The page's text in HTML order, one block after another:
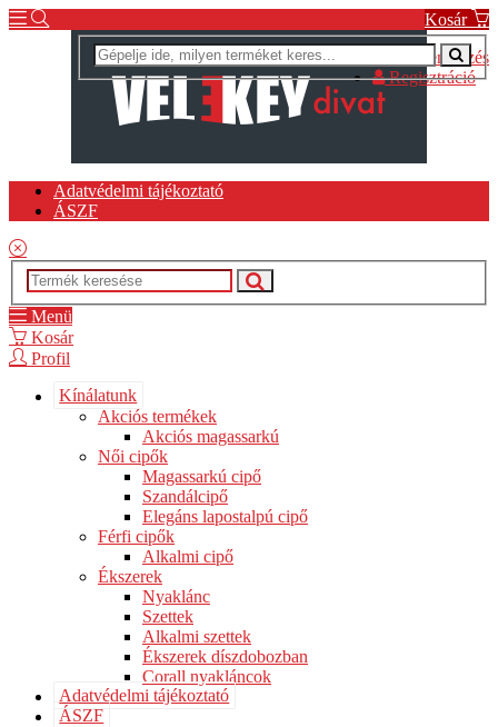
Kosár
Bejelentkezés
Regisztráció
Adatvédelmi tájékoztató
ÁSZF
Menü
Kosár
Profil
Kínálatunk
Akciós termékek
Akciós magassarkú
Női cipők
Magassarkú cipő
Szandálcipő
Elegáns lapostalpú cipő
Férfi cipők
Alkalmi cipő
Ékszerek
Nyaklánc
Szettek
Alkalmi szettek
Ékszerek díszdobozban
Corall nyakláncok
Adatvédelmi tájékoztató
ÁSZF